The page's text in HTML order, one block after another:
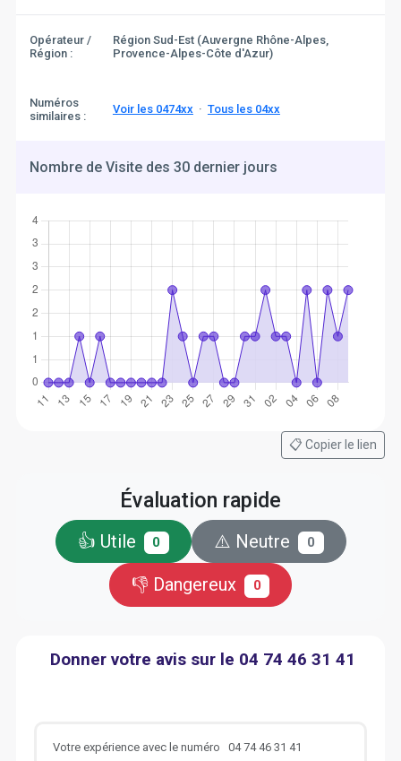
Opérateur /
Région :
Région Sud-Est (Auvergne Rhône-Alpes,
Provence-Alpes-Côte d'Azur)
Numéros
similaires :
Voir les 0474xx· Tous les 04xx
Nombre de Visite des 30 dernier jours
📋 Copier le lien
Évaluation rapide
👍 Utile 0 ⚠️ Neutre 0
👎 Dangereux 0
Donner votre avis sur le 04 74 46 31 41